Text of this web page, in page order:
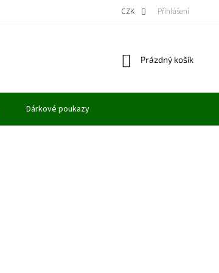
VÝKUP MODELŮ
CZK Přihlášení
Nákupní
Prázdný košík
Dárkové poukazy